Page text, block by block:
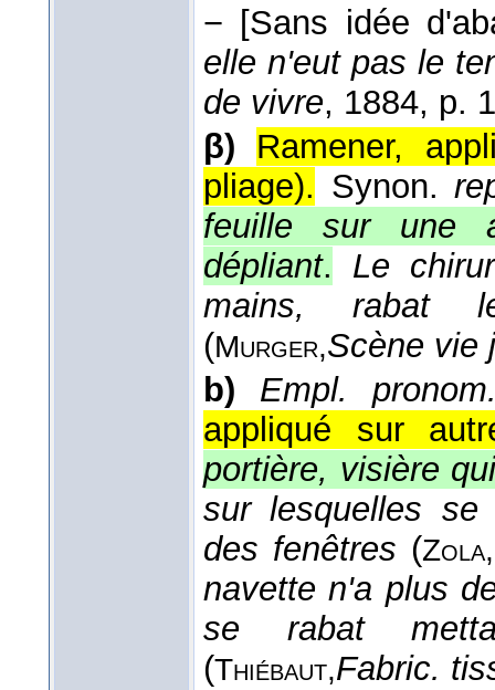
− [Sans idée
elle n'eut pas le
de vivre, 1884, p.
β)
Ramener,
pliage). Synon.
feuille sur une
dépliant.
Le
mains, rabat
(Murger,Scène vie
b)
Empl.
appliqué sur
portière, visière
sur lesquelles se
des fenêtres (Zola,
navette n'a plus
se rabat
(Thiébaut,Fabric.